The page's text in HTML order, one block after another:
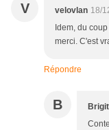
V velovlan 18/
Idem, du
merci. C'est
Répondre
B